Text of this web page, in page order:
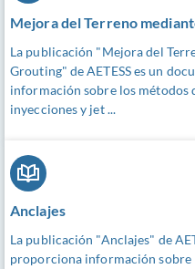
Mejora del Terreno
La publicación "Mejora del
Grouting" de AETESS es un
información sobre los métodos
inyecciones y jet ...
Anclajes
La publicación "Anclajes" de
proporciona información sobre